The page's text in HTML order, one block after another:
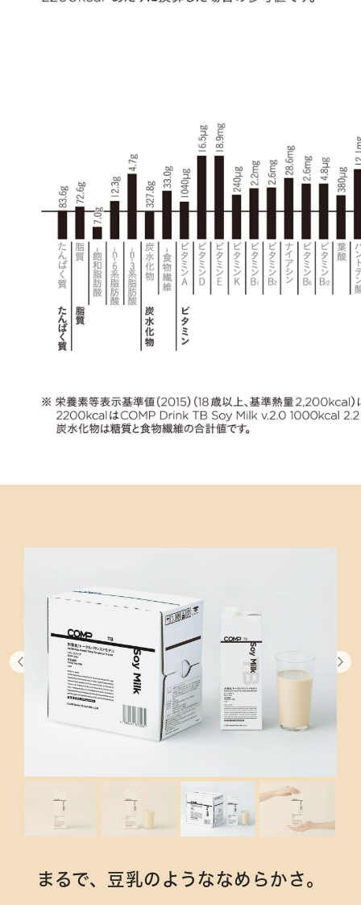
まるで、豆乳のようななめらかさ。